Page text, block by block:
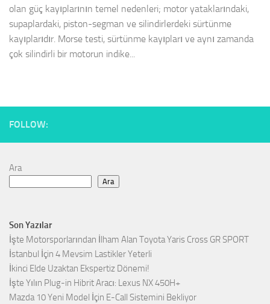
olan güç kayıplarının temel nedenleri; motor yataklarındaki,
supaplardaki, piston-segman ve silindirlerdeki sürtünme
kayıplarıdır. Morse testi, sürtünme kayıpları ve aynı zamanda
çok silindirli bir motorun indike...
FOLLOW:
Ara
Ara
Son Yazılar
İşte Motorsporlarından İlham Alan Toyota Yaris Cross GR SPORT
İstanbul İçin 4 Mevsim Lastikler Yeterli
İkinci Elde Uzaktan Ekspertiz Dönemi!
İşte Yılın Plug-in Hibrit Aracı: Lexus NX 450H+
Mazda 10 Yeni Model İçin E-Call Sistemini Bekliyor